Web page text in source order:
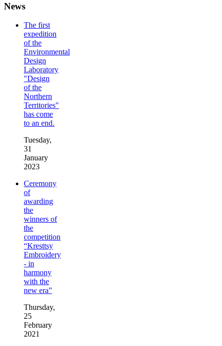
News
The first
expedition
of the
Environmental
Design
Laboratory
"Design
of the
Northern
Territories"
has come
to an end.
Tuesday,
31
January
2023
Ceremony
of
awarding
the
winners of
the
competition
“Kresttsy
Embroidery
- in
harmony
with the
new era”
Thursday,
25
February
2021